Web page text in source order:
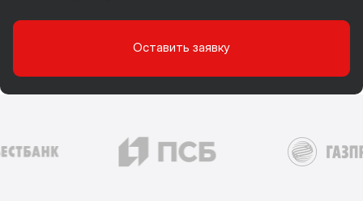
Оставить заявку